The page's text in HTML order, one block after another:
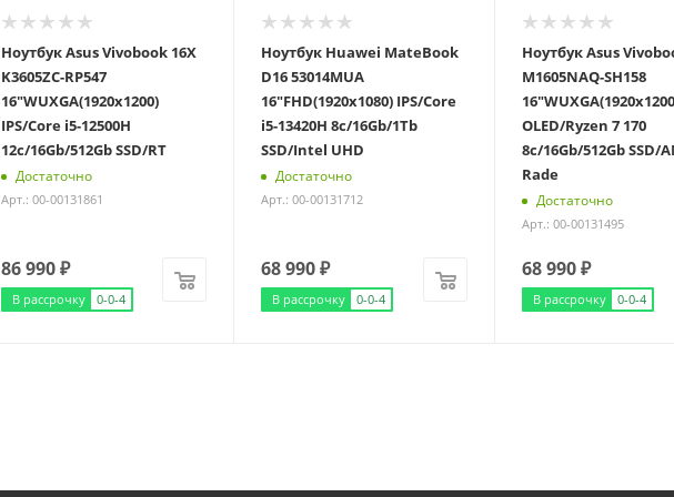
Ноутбук Asus Vivobook 16X
K3605ZC-RP547
16"WUXGA(1920x1200)
IPS/Core i5-12500H
12с/16Gb/512Gb SSD/RT
Достаточно
Арт.: 00-00131861
86 990₽
В рассрочку 0-0-4
Ноутбук Huawei MateBook
D16 53014MUA
16"FHD(1920x1080) IPS/Core
i5-13420H 8c/16Gb/1Tb
SSD/Intel UHD
Достаточно
Арт.: 00-00131712
68 990₽
В рассрочку 0-0-4
Ноутбук Asus
M1605NAQ-SH158
OLED/Ryzen 7 170
8с/16Gb/512Gb SSD/
Rade
Достаточно
Арт.: 00-00131495
68 990₽
В рассрочку 0-0-4